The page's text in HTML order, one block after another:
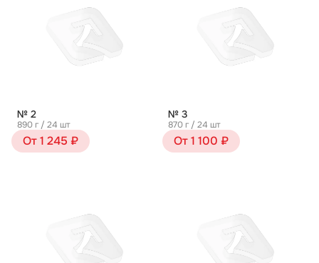
№ 2
890 г / 24 шт
От 1 245 ₽
№ 3
870 г / 24 шт
От 1 100 ₽